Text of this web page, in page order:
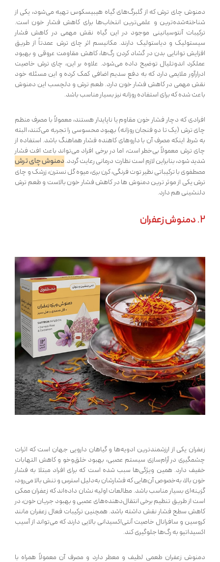
دمنوش چای ترش که از گلبرگ‌های گیاه هیبیسکوس تهیه می‌شود، یکی از
شناخته‌شده‌ترین و علمی‌ترین انتخاب‌ها برای کاهش فشار خون است.
ترکیبات آنتوسیانینی موجود در این گیاه نقش مهمی در کاهش فشار
سیستولیک و دیاستولیک دارند. مکانیسم اثر چای ترش عمدتاً از طریق
افزایش توانایی بدن در گشاد کردن رگ‌ها، کاهش مقاومت عروقی و بهبود
عملکرد اندوتلیال توضیح داده می‌شود. علاوه بر این، چای ترش خاصیت
ادرارآور ملایمی دارد که به دفع سدیم اضافی کمک کرده و این مسئله خود
نقش مهمی در کاهش فشار خون دارد. طعم ترش و دلچسب این دمنوش
باعث شده که برای استفاده روزانه نیز بسیار مناسب باشد.
افرادی که دچار فشار خون مقاوم یا ناپایدار هستند، معمولاً با مصرف منظم
چای ترش (یک تا دو فنجان روزانه) بهبود محسوسی را تجربه می‌کنند، البته
به شرط اینکه مصرف آن با داروهای کاهنده فشار هماهنگ باشد. استفاده از
چای ترش معمولاً بی‌خطر است، اما در برخی افراد می‌تواند باعث افت فشار
شدید شود، بنابراین لازم است نظارت درمانی رعایت گردد.دمنوش چای ترش
مصطفوی با ترکیباتی نظیر توت فرنگی، کرن بری، میوه گل نسترن، زرشک و چای
ترش یکی از موثر ترین دمنوش ها در کاهش فشار خون بالاست و طعم ترش
دلنشینی هم دارد.
2. دمنوش زعفران
زعفران یکی از ارزشمندترین ادویه‌ها و گیاهان دارویی جهان است که اثرات
چشمگیری در آرام‌سازی سیستم عصبی، بهبود خلق‌وخو و کاهش التهابات
خفیف دارد. همین ویژگی‌ها سبب شده است که برای افراد مبتلا به فشار
خون بالا، به‌خصوص آن‌هایی که فشارشان به‌دلیل استرس و تنش بالا می‌رود،
گزینه‌ای بسیار مناسب باشد. مطالعات اولیه نشان داده‌اند که زعفران ممکن
است از طریق تنظیم برخی انتقال‌دهنده‌های عصبی و بهبود جریان خون، در
کاهش سطح فشار نقش داشته باشد. همچنین ترکیبات فعال زعفران مانند
کروسین و سافرانال خاصیت آنتی‌اکسیدانی بالایی دارند که می‌تواند از آسیب
اکسیداتیو به رگ‌ها جلوگیری کند.
دمنوش زعفران طعمی لطیف و معطر دارد و مصرف آن معمولاً همراه با